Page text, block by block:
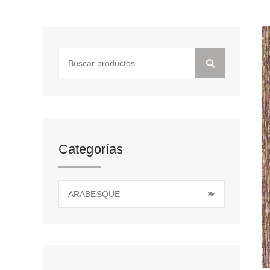
Categorías
×
ARABESQUE